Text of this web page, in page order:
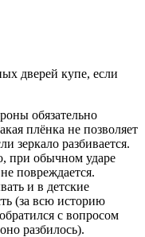
дверей купе, если
обязательно
плёнка не позволяет
зеркало разбивается.
при обычном ударе
повреждается.
и в детские
(за всю историю
с вопросом
разбилось).